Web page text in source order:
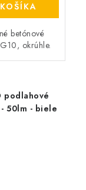
betónové
okrúhle.
podlahové
50lm - biele